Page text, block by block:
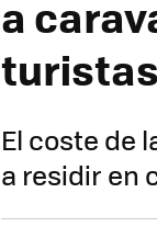
a
turistas
El coste de
a residir en